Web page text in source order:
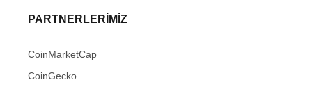
PARTNERLERIMIZ
CoinMarketCap
CoinGecko